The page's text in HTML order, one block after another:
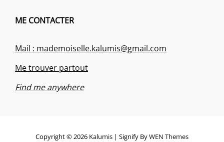
ME CONTACTER
Mail : mademoiselle.kalumis@gmail.com
Me trouver partout
Find me anywhere
Copyright © 2026 Kalumis | Signify ByWEN Themes